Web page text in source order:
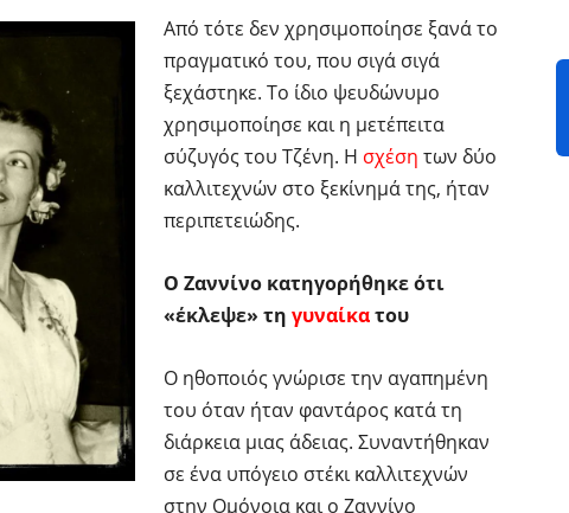
Από τότε δεν χρησιμοποίησε ξανά το
πραγματικό του, που σιγά σιγά
ξεχάστηκε. Το ίδιο ψευδώνυμο
χρησιμοποίησε και η μετέπειτα
σύζυγός του Τζένη. Η σχέση των δύο
καλλιτεχνών στο ξεκίνημά της, ήταν
περιπετειώδης.
Ο Ζαννίνο κατηγορήθηκε ότι
«έκλεψε» τη γυναίκατου
Ο ηθοποιός γνώρισε την αγαπημένη
του όταν ήταν φαντάρος κατά τη
διάρκεια μιας άδειας. Συναντήθηκαν
σε ένα υπόγειο στέκι καλλιτεχνών
στην Ομόνοια και ο Ζαννίνο